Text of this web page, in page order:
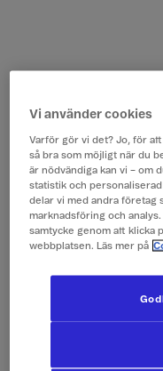
Vi använder cookies
Varför gör vi det? Jo, för
så bra som möjligt när du
är nödvändiga kan vi – om
statistik och
delar vi med andra företag
marknadsföring och
samtycke genom att klicka
webbplatsen. Läs mer på